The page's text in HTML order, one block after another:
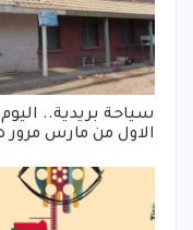
سياحة بريدية.. اليوم
الاول من مارس مرور ١٢٥…